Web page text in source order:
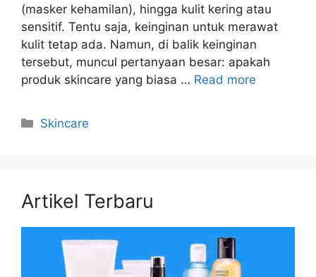
(masker kehamilan), hingga kulit kering atau
sensitif. Tentu saja, keinginan untuk merawat
kulit tetap ada. Namun, di balik keinginan
tersebut, muncul pertanyaan besar: apakah
produk skincare yang biasa … Read more
Kategori
Skincare
Artikel Terbaru